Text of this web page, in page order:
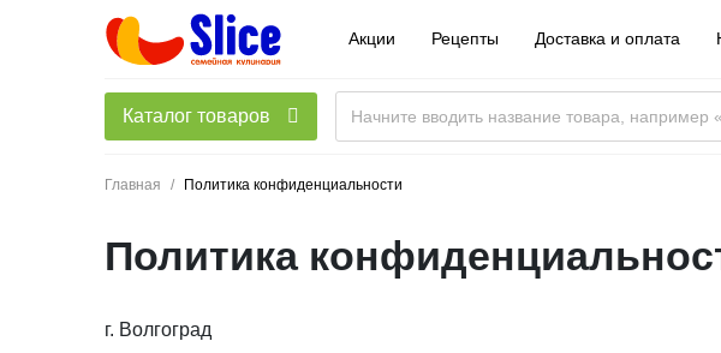
Акции Рецепты Доставка и оплата
Каталог товаров
Главная Политика конфиденциальности
Политика
г. Волгоград